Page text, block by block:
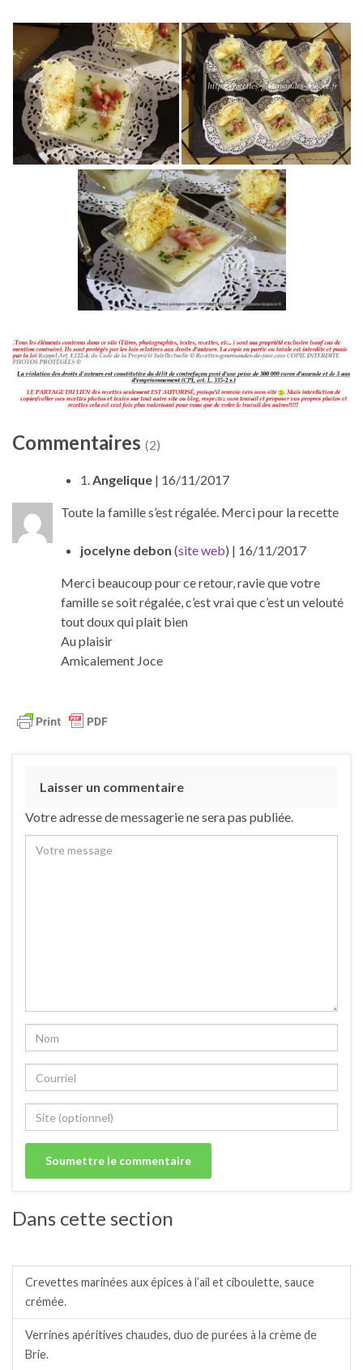
Commentaires (2)
1.Angelique | 16/11/2017
Toute la famille s’est régalée. Merci pour la recette
jocelyne debon (site web) | 16/11/2017
Merci beaucoup pour ce retour, ravie que votre
famille se soit régalée, c’est vrai que c’est un velouté
tout doux qui plait bien
Au plaisir
Amicalement Joce
Laisser un commentaire
Votre adresse de messagerie ne sera pas publiée.
Dans cette section
Crevettes marinées aux épices à l’ail et ciboulette, sauce
crémée.
Verrines apéritives chaudes, duo de purées à la crème de
Brie.